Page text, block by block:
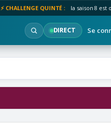
⚡ CHALLENGE QUINTÉ : la saison 8
DIRECT Se